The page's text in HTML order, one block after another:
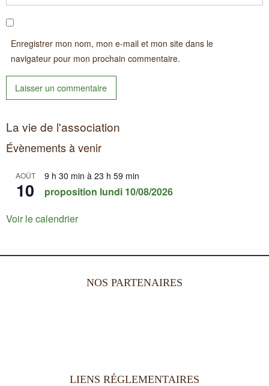
Enregistrer mon nom, mon e-mail et mon site dans le
navigateur pour mon prochain commentaire.
La vie de l'association
Évènements à venir
AOÛT
10
9 h 30 min à 23 h 59 min
proposition lundi 10/08/2026
Voir le calendrier
NOS PARTENAIRES
LIENS RÉGLEMENTAIRES